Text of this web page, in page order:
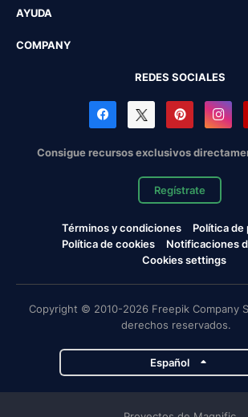
AYUDA
COMPANY
REDES SOCIALES
Consigue recursos exclusivos
Regístrate
Términos y condiciones
Política de
Política de cookies
Notificaciones
Cookies settings
Copyright © 2010-2026 Freepik Company
derechos reservados.
Español